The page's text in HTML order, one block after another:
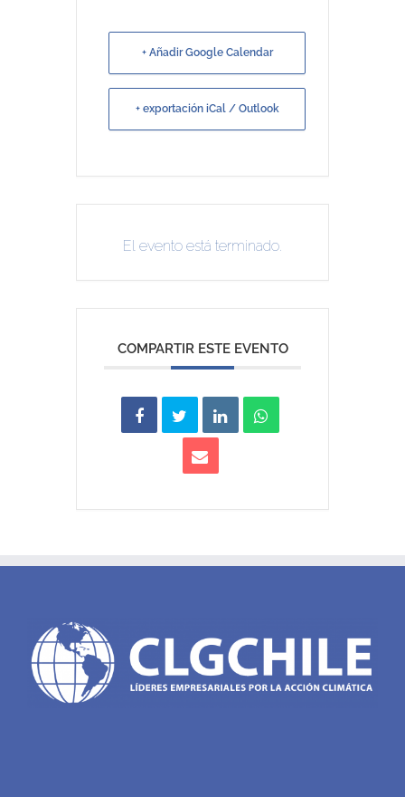
+ Añadir Google Calendar
+ exportación iCal / Outlook
El evento está terminado.
COMPARTIR ESTE EVENTO